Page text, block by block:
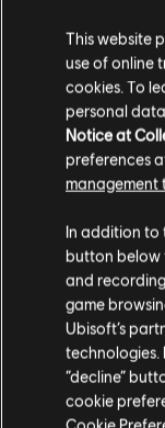
de 45 ou plus.
Corrigé - L'icône
lorsqu'une action
Rejoignez-nous
WhatsApp,TikTok
Vous avez
This website
use of online
cookies. To
personal
Notice at
preferences
management
In addition to
button below
and
game
Ubisoft’s
technologies.
“decline”
cookie